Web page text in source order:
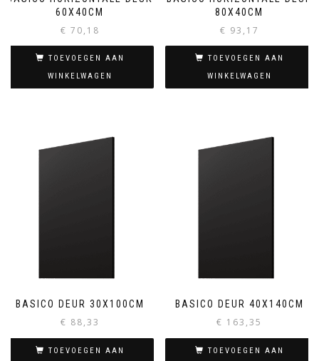
60X40CM
€ 70,18
TOEVOEGEN AAN
WINKELWAGEN
80X40CM
€ 93,17
TOEVOEGEN AAN
WINKELWAGEN
BASICO DEUR 30X100CM
€ 88,33
TOEVOEGEN AAN
BASICO DEUR 40X140CM
€ 163,35
TOEVOEGEN AAN